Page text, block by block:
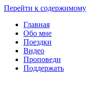
Перейти к содержимому
Главная
Обо мне
Поездки
Видео
Проповеди
Поддержать